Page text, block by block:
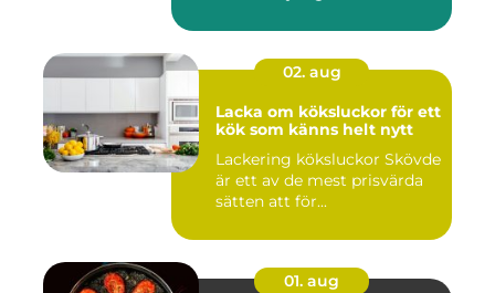
02. aug
Lacka om köksluckor för ett
kök som känns helt nytt
Lackering köksluckor Skövde
är ett av de mest prisvärda
sätten att för...
01. aug